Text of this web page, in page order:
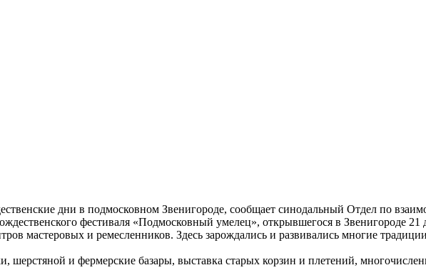
дни в подмосковном Звенигороде, сообщает синодальный Отдел по
фестиваля «Подмосковный умелец», открывшегося в Звенигороде
мастеровых и ремесленников. Здесь зарождались и развивались многие
и фермерские базары, выставка старых корзин и плетений,